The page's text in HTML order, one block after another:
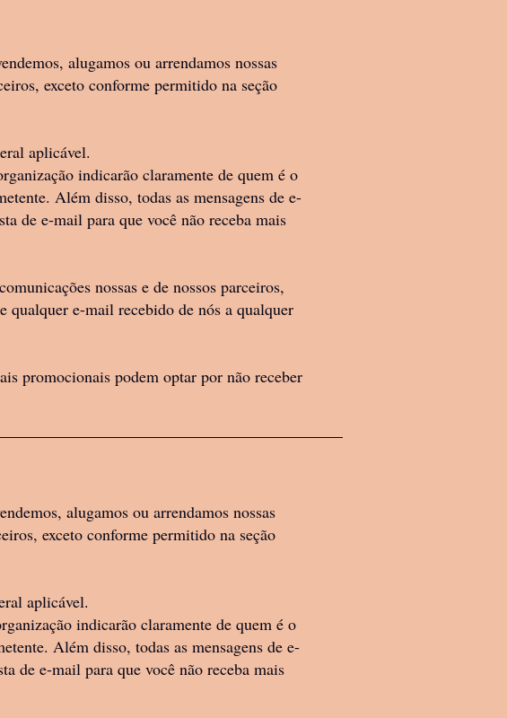
alugamos ou arrendamos nossas
exceto conforme permitido na seção
aplicável.
indicarão claramente de quem é o
Além disso, todas as mensagens de e-
de e-mail para que você não receba mais
nossas e de nossos parceiros,
qualquer e-mail recebido de nós a qualquer
promocionais podem optar por não receber
alugamos ou arrendamos nossas
exceto conforme permitido na seção
aplicável.
indicarão claramente de quem é o
Além disso, todas as mensagens de e-
de e-mail para que você não receba mais